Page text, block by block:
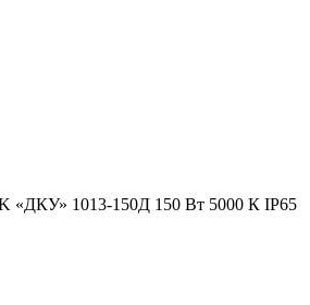
«ДКУ» 1013-150Д 150 Вт 5000 К IP65